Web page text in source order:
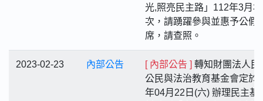
光,照亮民主路」112年3月場
次，請踴躍參與並惠予公假
席，請查照。
2023-02-23 內部公告 [ 內部公告 ] 轉知財團法人民
公民與法治教育基金會定於
年04月22日(六) 辦理民主基